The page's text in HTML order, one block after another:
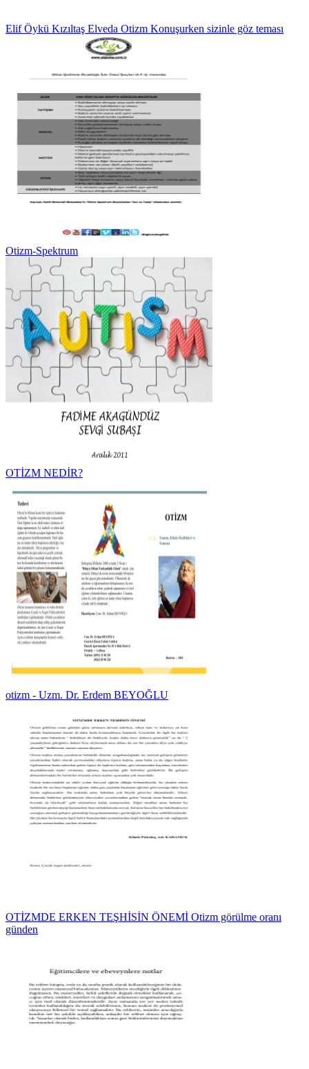
Elif Öykü Kızıltaş Elveda Otizm Konuşurken sizinle göz teması
Otizm-Spektrum
OTİZM NEDİR?
otizm - Uzm. Dr. Erdem BEYOĞLU
OTİZMDE ERKEN TEŞHİSİN ÖNEMİ Otizm görülme oranı
günden